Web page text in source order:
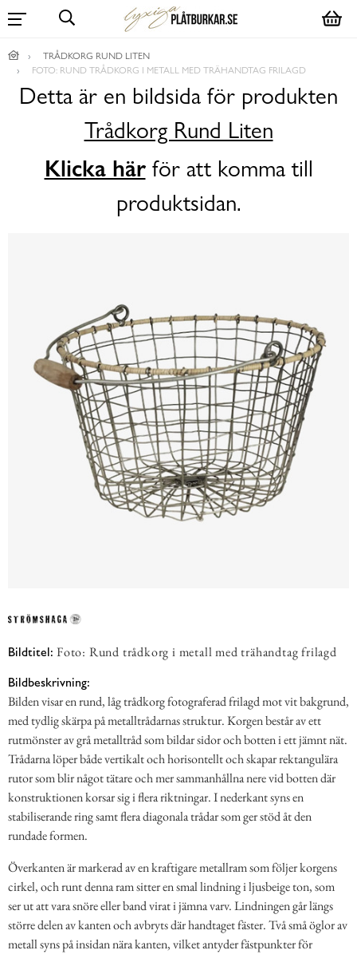
TRÅDKORG RUND LITEN
FOTO: RUND TRÅDKORG I METALL MED TRÄHANDTAG FRILAGD
Detta är en bildsida för produkten
Trådkorg Rund Liten
Klicka härför att komma till
produktsidan.
Bildtitel: Foto: Rund trådkorg i metall med trähandtag frilagd
Bildbeskrivning:
Bilden visar en rund, låg trådkorg fotograferad frilagd mot vit bakgrund,
med tydlig skärpa på metalltrådarnas struktur. Korgen består av ett
rutmönster av grå metalltråd som bildar sidor och botten i ett jämnt nät.
Trådarna löper både vertikalt och horisontellt och skapar rektangulära
rutor som blir något tätare och mer sammanhållna nere vid botten där
konstruktionen korsar sig i flera riktningar. I nederkant syns en
stabiliserande ring samt flera diagonala trådar som ger stöd åt den
rundade formen.
Överkanten är markerad av en kraftigare metallram som följer korgens
cirkel, och runt denna ram sitter en smal lindning i ljusbeige ton, som
ser ut att vara snöre eller band virat i jämna varv. Lindningen går längs
större delen av kanten och avbryts där handtaget fäster. Två små öglor av
metall syns på insidan nära kanten, vilket antyder fästpunkter för